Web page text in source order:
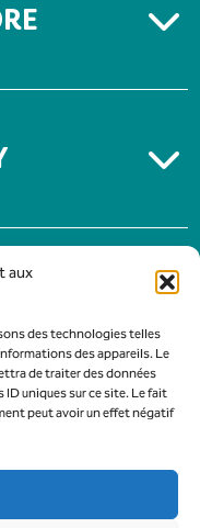
aux
des technologies telles
des appareils. Le
de traiter des données
uniques sur ce site. Le fait
peut avoir un effet négatif